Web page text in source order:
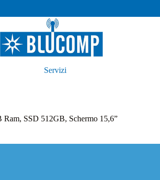
Servizi
SSD 512GB, Schermo 15,6”